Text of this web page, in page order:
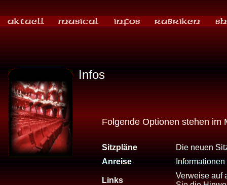
Infos
Folgende Optionen stehen im
Sitzpläne
Die neuen
Anreise
Links
Verweise auf